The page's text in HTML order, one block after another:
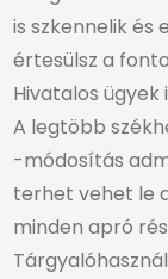
is szkennelik és
értesülsz a
Hivatalos ügyek
A legtöbb
-módosítás
terhet vehet le
minden apró